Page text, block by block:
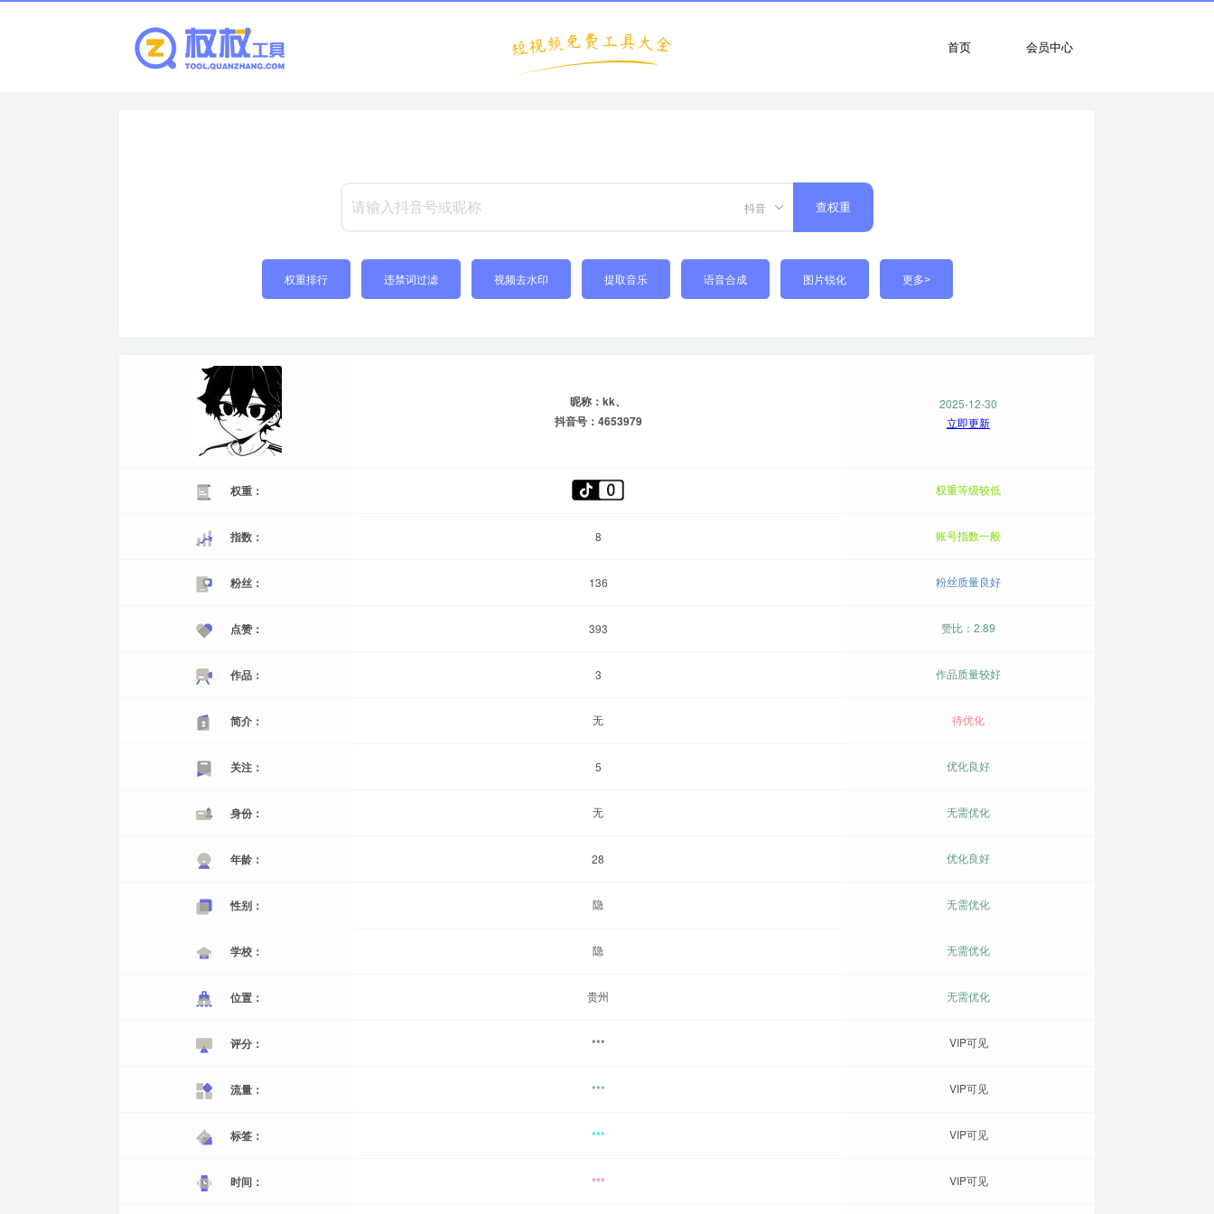
会员中心
首页
抖音 查权重
权重排行 违禁词过滤 视频去水印 提取音乐 语音合成 图片锐化 更多>
昵称：kk、
抖音号：4653979
2025-12-30
立即更新
权重： 权重等级较低
指数： 8 账号指数一般
粉丝： 136 粉丝质量良好
点赞： 393 赞比：2.89
作品： 3 作品质量较好
简介： 无 待优化
关注： 5 优化良好
身份： 无 无需优化
年龄： 28 优化良好
性别： 隐 无需优化
学校： 隐 无需优化
位置： 贵州 无需优化
评分： *** VIP可见
流量： *** VIP可见
标签： *** VIP可见
时间： *** VIP可见